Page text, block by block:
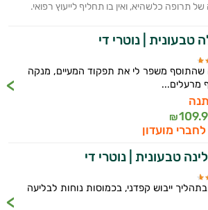
תרופה כלשהיא, ואין בו תחליף לייעוץ רפואי.
טבעונית | נוטרי די
שהתוסף משפר לי את תפקוד המעיים, מנקה
מרעלים...
₪
מועדון
טבעונית | נוטרי די
ייבוש קפדני, בכמוסות נוחות לבליעה